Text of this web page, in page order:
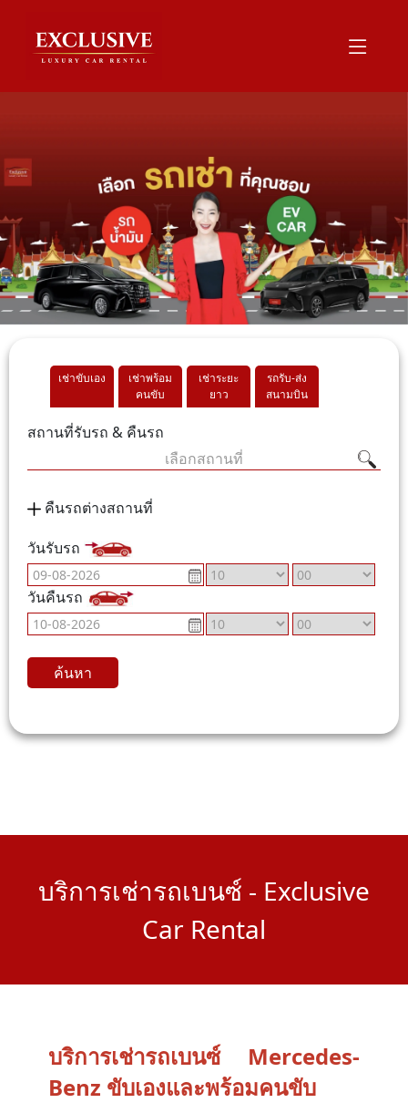
เช่าขับเอง
เช่าพร้อม
คนขับ
เช่าระยะ
ยาว
รถรับ-ส่ง
สนามบิน
สถานที่รับรถ & คืนรถ
เลือกสถานที่
คืนรถต่างสถานที่
วันรับรถ
วันคืนรถ
ค้นหา
บริการเช่ารถเบนซ์ - Exclusive
Car Rental
บริการเช่ารถเบนซ์ Mercedes-
Benz ขับเองและพร้อมคนขับ